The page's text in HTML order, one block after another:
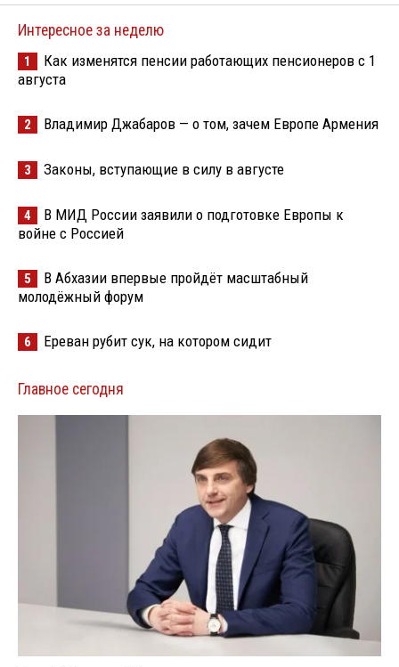
Интересное за неделю
1
Как изменятся пенсии работающих пенсионеров с 1
августа
2 Владимир Джабаров — о том, зачем Европе Армения
3 Законы, вступающие в силу в августе
4
В МИД России заявили о подготовке Европы к
войне с Россией
5
В Абхазии впервые пройдёт масштабный
молодёжный форум
6 Ереван рубит сук, на котором сидит
Главное сегодня